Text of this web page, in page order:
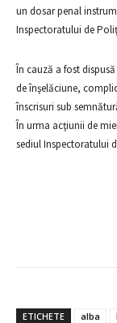
un dosar penal
Inspectoratului de
În cauză a fost
de înşelăciune,
înscrisuri sub
În urma acţiunii de
sediul Inspectoratului
ETICHETE alba